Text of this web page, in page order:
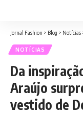
Jornal Fashion > Blog > Notícias
NOTÍCIAS
Da
Araújo
vestido de